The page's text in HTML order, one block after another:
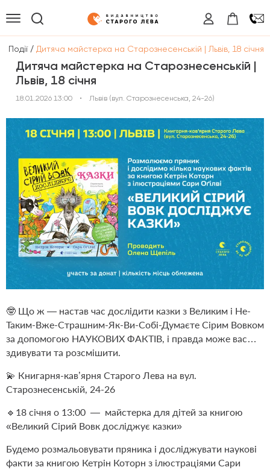
Події / Дитяча майстерка на Старознесенській | Львів, 18 січня
Дитяча майстерка на Старознесенській |
Львів, 18 січня
18.01.2026 13:00 • Львів (вул. Старознесенська, 24-26)
🤓 Що ж — настав час дослідити казки з Великим і Не-
Таким-Вже-Страшним-Як-Ви-Собі-Думаєте Сірим Вовком
за допомогою НАУКОВИХ ФАКТІВ, і правда може вас…
здивувати та розсмішити.
💫 Книгарня-кав’ярня Старого Лева на вул.
Старознесенській, 24-26
🔹18 січня о 13:00 — майстерка для дітей за книгою
«Великий Сірий Вовк досліджує казки»
Будемо розмальовувати пряника і досліджувати наукові
факти за книгою Кетрін Которн з ілюстраціями Сари